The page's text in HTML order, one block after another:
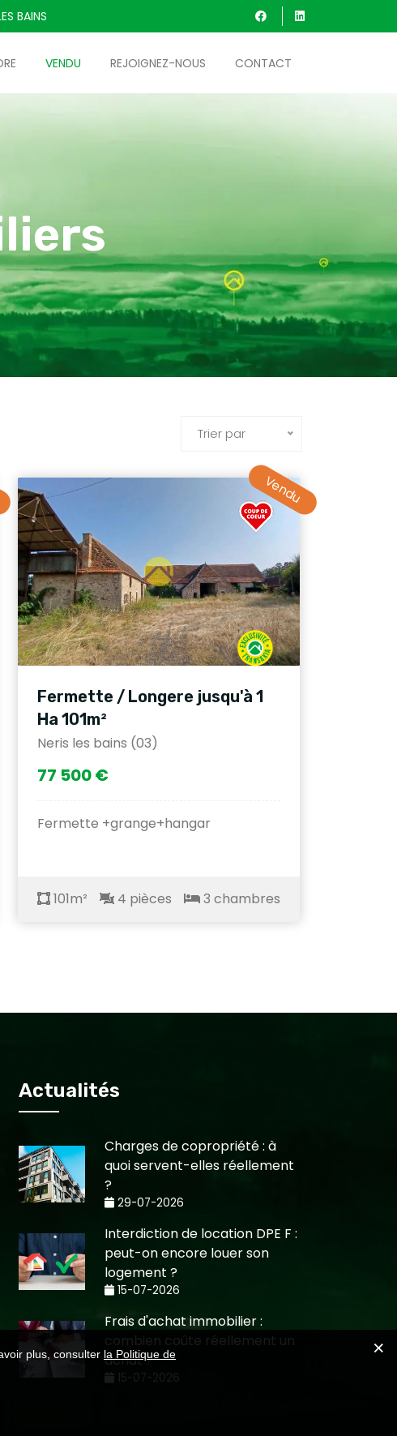
BAINS
VENDU REJOIGNEZ-NOUS CONTACT
Trier par
Vendu
Fermette / Longere jusqu'à 1
Ha 101m²
Neris les bains (03)
77 500 €
Fermette +grange+hangar
101m² 4 pièces 3 chambres
Actualités
Charges de copropriété : à
quoi servent-elles réellement
?
29-07-2026
Interdiction de location DPE F :
peut-on encore louer son
logement ?
15-07-2026
Frais d'achat immobilier :
combien coûte réellement un
achat ?
15-07-2026
plus, consulter la Politique de